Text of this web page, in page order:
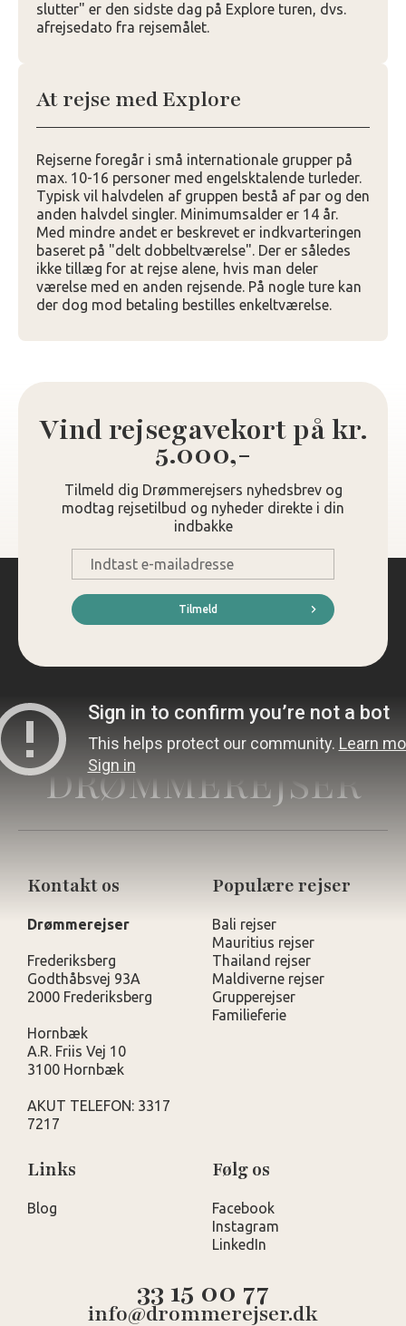
slutter" er den sidste dag på Explore turen, dvs.
afrejsedato fra rejsemålet.
At rejse med Explore
Rejserne foregår i små internationale grupper på
max. 10-16 personer med engelsktalende turleder.
Typisk vil halvdelen af gruppen bestå af par og den
anden halvdel singler. Minimumsalder er 14 år.
Med mindre andet er beskrevet er indkvarteringen
baseret på "delt dobbeltværelse". Der er således
ikke tillæg for at rejse alene, hvis man deler
værelse med en anden rejsende. På nogle ture kan
der dog mod betaling bestilles enkeltværelse.
Vind rejsegavekort på kr.
5.000,-
Tilmeld dig Drømmerejsers nyhedsbrev og
modtag rejsetilbud og nyheder direkte i din
indbakke
mail
*
Tilmeld
DRØMMEREJSER
Kontakt os
Drømmerejser
Frederiksberg
Godthåbsvej 93A
2000 Frederiksberg
Hornbæk
A.R. Friis Vej 10
3100 Hornbæk
AKUT TELEFON: 3317
7217
Populære rejser
Bali rejser
Mauritius rejser
Thailand rejser
Maldiverne rejser
Grupperejser
Familieferie
Links
Blog
Følg os
Facebook
Instagram
LinkedIn
33 15 00 77
info@drommerejser.dk